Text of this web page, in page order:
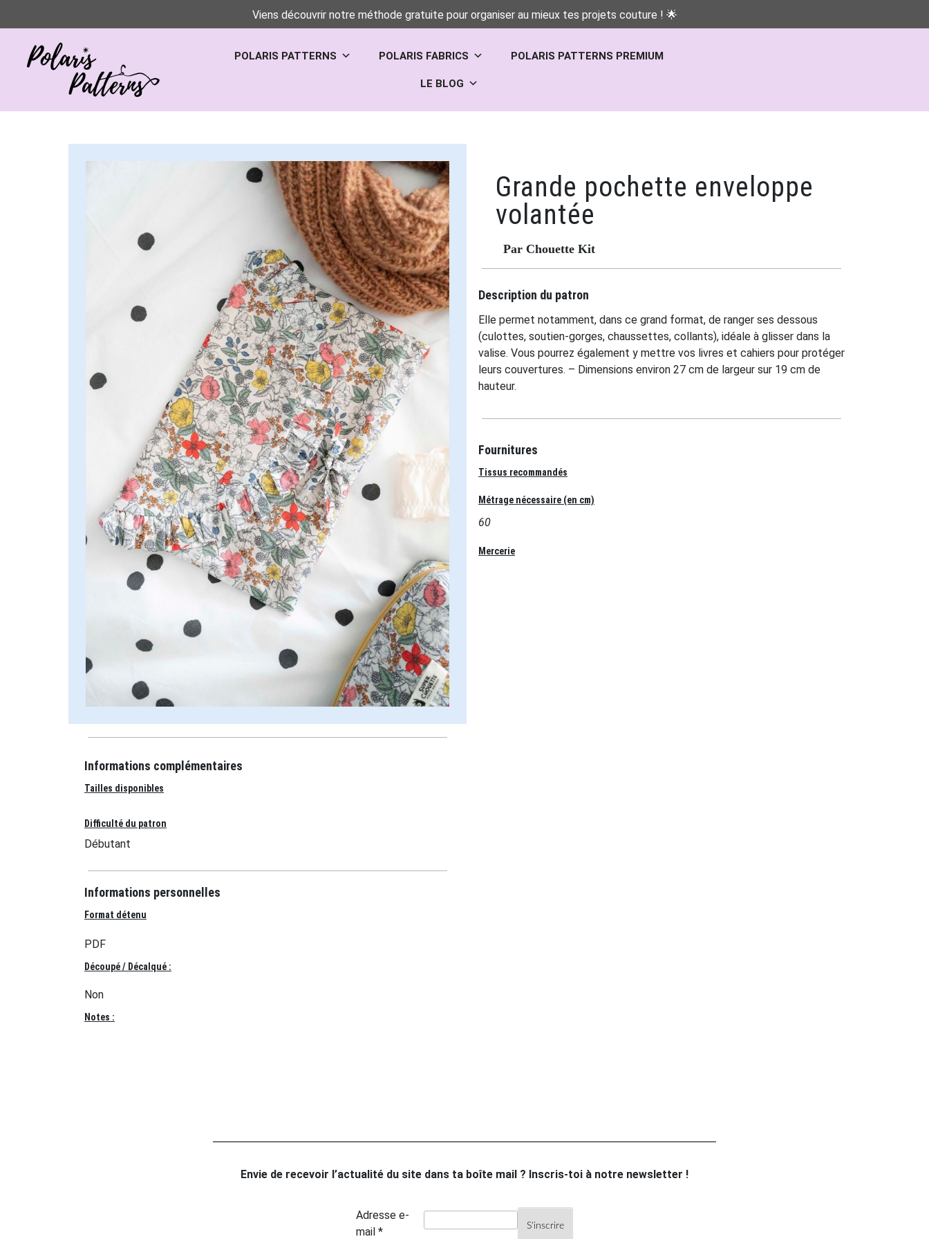
Viens découvrir notre méthode gratuite pour organiser au mieux tes projets couture ! 🌟
POLARIS PATTERNS POLARIS FABRICS POLARIS PATTERNS PREMIUM
LE BLOG
Informations complémentaires
Tailles disponibles
Difficulté du patron
Débutant
Informations personnelles
Format détenu
PDF
Découpé / Décalqué :
Non
Notes :
Grande pochette enveloppe
volantée
Par Chouette Kit
Description du patron
Elle permet notamment, dans ce grand format, de ranger ses dessous
(culottes, soutien-gorges, chaussettes, collants), idéale à glisser dans la
valise. Vous pourrez également y mettre vos livres et cahiers pour protéger
leurs couvertures. – Dimensions environ 27 cm de largeur sur 19 cm de
hauteur.
Fournitures
Tissus recommandés
Métrage nécessaire (en cm)
60
Mercerie
Envie de recevoir l’actualité du site dans ta boîte mail ? Inscris-toi à notre newsletter !
Adresse e-
mail *